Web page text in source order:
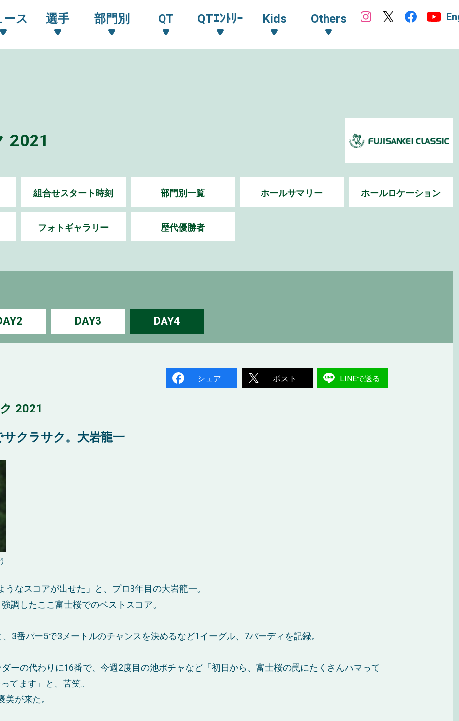
ース 選手 部門別 QT QTｴﾝﾄﾘｰ Kids Others
2021
組合せスタート時刻 部門別一覧 ホールサマリー ホールロケーション
フォトギャラリー 歴代優勝者
DAY3 DAY4
シェア ポスト LINEで送る
2021
サクラサク。大岩龍一
なスコアが出せた」と、プロ3年目の大岩龍一。
調したここ富士桜でのベストスコア。
3番パー5で3メートルのチャンスを決めるなど1イーグル、7バーディを記録。
ーの代わりに16番で、今週2度目の池ポチャなど「初日から、富士桜の罠にたくさんハマって
てます」と、苦笑。
が来た。